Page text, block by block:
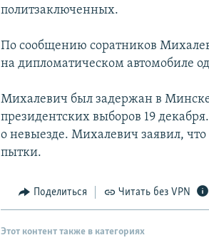
политзаключенных.
По сообщению соратников
на дипломатическом автомобиле
Михалевич был задержан в
президентских выборов 19
о невыезде. Михалевич заявил,
пытки.
Поделиться Читать без VPN
Этот контент также в категориях